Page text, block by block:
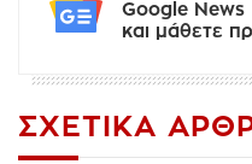
Google News
και μάθετε
ΣΧΕΤΙΚΆ